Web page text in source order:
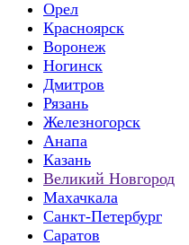
Орел
Красноярск
Воронеж
Ногинск
Дмитров
Рязань
Железногорск
Анапа
Казань
Великий Новгород
Махачкала
Санкт-Петербург
Саратов